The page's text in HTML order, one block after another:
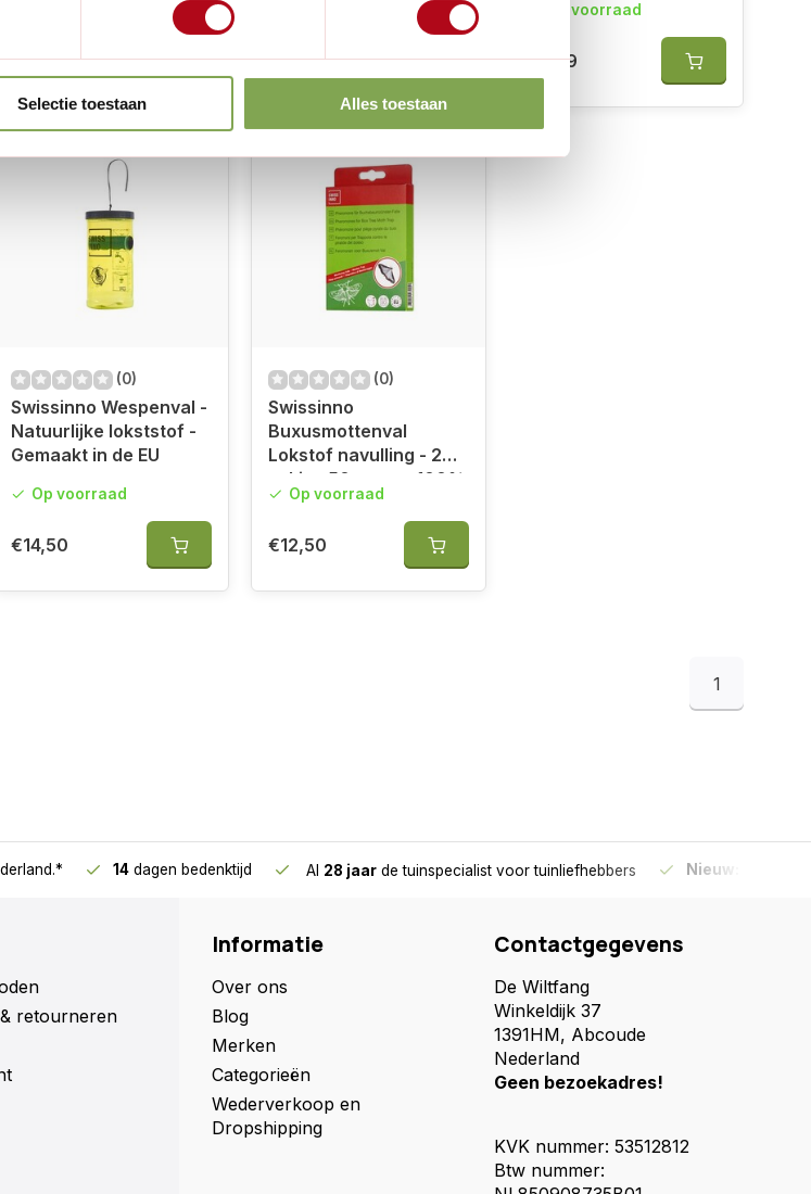
Selectie toestaan Alles toestaan
€13,99 €20,95
Op voorraad
€6,79
(0)
Swissinno Wespenval -
Natuurlijke lokststof -
Gemaakt in de EU
Op voorraad
€14,50
(0)
Swissinno
Buxusmottenval
Lokstof navulling - 2
zakjes 50 gram - 100%
natuurlijk
Op voorraad
€12,50
1
14 dagen bedenktijd Al 28 jaar de tuinspecialist voor tuinliefhebbers Nieuw:
retourneren
Informatie
Over ons
Blog
Merken
Categorieën
Wederverkoop en
Dropshipping
Contactgegevens
De Wiltfang
Winkeldijk 37
1391HM, Abcoude
Nederland
Geen bezoekadres!
KVK nummer: 53512812
Btw nummer: